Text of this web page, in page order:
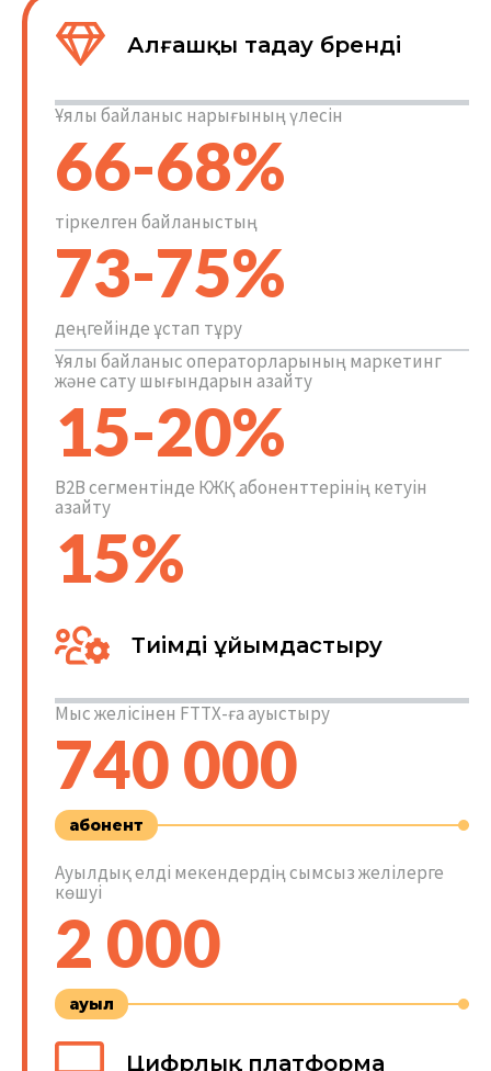
Алғашқы таңдау бренді
Ұялы байланыс нарығының үлесін
66-68%
тіркелген байланыстың
73-75%
деңгейінде ұстап тұру
Ұялы байланыс операторларының маркетинг
және сату шығындарын азайту
15-20%
B2B сегментінде КЖҚ абоненттерінің кетуін
азайту
15%
Тиімді ұйымдастыру
Мыс желісінен FTTХ-ға ауыстыру
740 000
абонент
Ауылдық елді мекендердің сымсыз желілерге
көшуі
2 000
ауыл
Цифрлық платформа